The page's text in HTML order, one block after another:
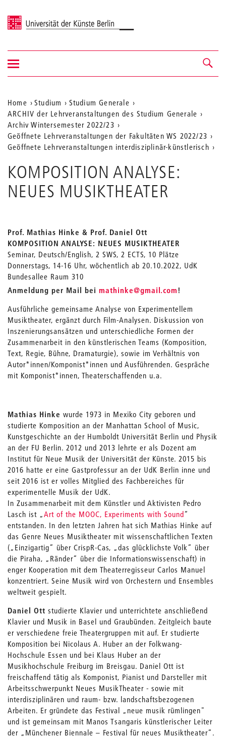
Universität der Künste Berlin
Navigation &
Suche
Navigation
ein-/ausblenden
Aktuelle
Position
auf
der
Webseite
Home Studium
Studium Generale
ARCHIV der Lehrveranstaltungen des Studium Generale
Archiv Wintersemester 2022/23
Geöffnete Lehrveranstaltungen der Fakultäten WS 2022/23
Geöffnete Lehrveranstaltungen interdisziplinär-künstlerisch
KOMPOSITION ANALYSE:
NEUES MUSIKTHEATER
Prof. Mathias Hinke & Prof. Daniel Ott
KOMPOSITION ANALYSE: NEUES MUSIKTHEATER
Seminar, Deutsch/English, 2 SWS, 2 ECTS, 10 Plätze
Donnerstags, 14-16 Uhr, wöchentlich ab 20.10.2022, UdK
Bundesallee Raum 310
Anmeldung per Mail bei mathinke_
@gmail.com!
Ausführliche gemeinsame Analyse von Experimentellem
Musiktheater, ergänzt durch Film-Analysen. Diskussion von
Inszenierungsansätzen und unterschiedliche Formen der
Zusammenarbeit in den künstlerischen Teams (Komposition,
Text, Regie, Bühne, Dramaturgie), sowie im Verhältnis von
Autor*innen/Komponist*innen und Ausführenden. Gespräche
mit Komponist*innen, Theaterschaffenden u.a.
Mathias Hinke wurde 1973 in Mexiko City geboren und
studierte Komposition an der Manhattan School of Music,
Kunstgeschichte an der Humboldt Universität Berlin und Physik
an der FU Berlin. 2012 und 2013 lehrte er als Dozent am
Institut für Neue Musik der Universität der Künste. 2015 bis
2016 hatte er eine Gastprofessur an der UdK Berlin inne und
seit 2016 ist er volles Mitglied des Fachbereiches für
experimentelle Musik der UdK.
In Zusammenarbeit mit dem Künstler und Aktivisten Pedro
Lasch ist „Art of the MOOC, Experiments with Sound“
entstanden. In den letzten Jahren hat sich Mathias Hinke auf
das Genre Neues Musiktheater mit wissenschaftlichen Texten
(„Einzigartig“ über CrispR-Cas, „das glücklichste Volk“ über
die Piraha, „Ränder“ über die Informationswissenschaft) in
enger Kooperation mit dem Theaterregisseur Carlos Manuel
konzentriert. Seine Musik wird von Orchestern und Ensembles
weltweit gespielt.
Daniel Ott studierte Klavier und unterrichtete anschließend
Klavier und Musik in Basel und Graubünden. Zeitgleich baute
er verschiedene freie Theatergruppen mit auf. Er studierte
Komposition bei Nicolaus A. Huber an der Folkwang-
Hochschule Essen und bei Klaus Huber an der
Musikhochschule Freiburg im Breisgau. Daniel Ott ist
freischaffend tätig als Komponist, Pianist und Darsteller mit
Arbeitsschwerpunkt Neues MusikTheater - sowie mit
interdisziplinären und raum- bzw. landschaftsbezogenen
Arbeiten. Er gründete das Festival „neue musik rümlingen"
und ist gemeinsam mit Manos Tsangaris künstlerischer Leiter
der „Münchener Biennale – Festival für neues Musiktheater“.